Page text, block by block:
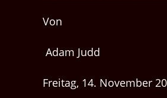
Von
Adam Judd
Freitag, 14. November